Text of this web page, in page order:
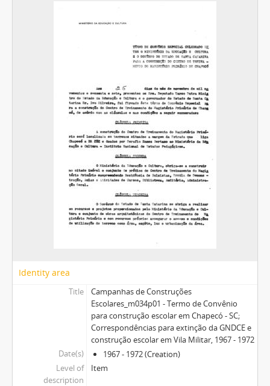
Identity area
Title
Campanhas de Construções
Escolares_m034p01 - Termo de Convênio
para construção escolar em Chapecó - SC;
Correspondências para extinção da GNDCE e
construção escolar em Vila Militar, 1967 - 1972
Date(s)
1967 - 1972 (Creation)
Level of
description
Item